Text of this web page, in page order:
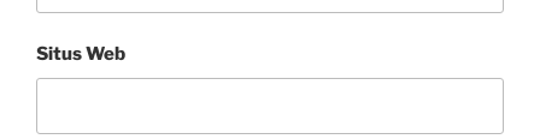
Situs Web